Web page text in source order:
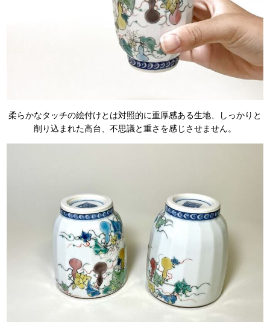
柔らかなタッチの絵付けとは対照的に重厚感ある生地、しっかりと
削り込まれた高台、不思議と重さを感じさせません。